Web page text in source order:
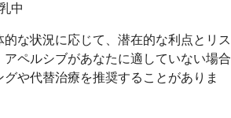
中
的な状況に応じて、潜在的な利点とリス
アペルシブがあなたに適していない場合
や代替治療を推奨することがありま